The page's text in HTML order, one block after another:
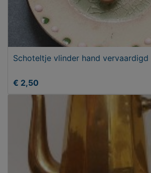
Schoteltje vlinder hand vervaardigd
€ 2,50